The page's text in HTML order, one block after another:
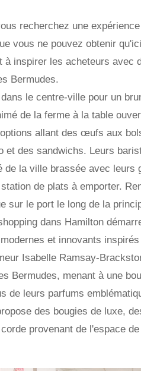
recherchez une
vous ne pouvez obtenir
à inspirer les acheteurs avec
Bermudes.
le centre-ville pour un
de la ferme à la table
allant des œufs aux
et des sandwichs. Leurs
de la ville brassée avec leurs
de plats à emporter.
sur le port le long de la
dans Hamilton
et innovants
Isabelle Ramsay-
Bermudes, menant à une
de leurs parfums
des bougies de luxe,
provenant de l'espace